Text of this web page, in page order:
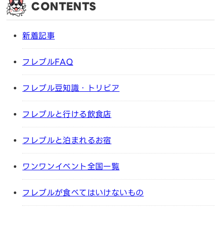
CONTENTS
新着記事
フレブルFAQ
フレブル豆知識・トリビア
フレブルと行ける飲食店
フレブルと泊まれるお宿
ワンワンイベント全国一覧
フレブルが食べてはいけないもの